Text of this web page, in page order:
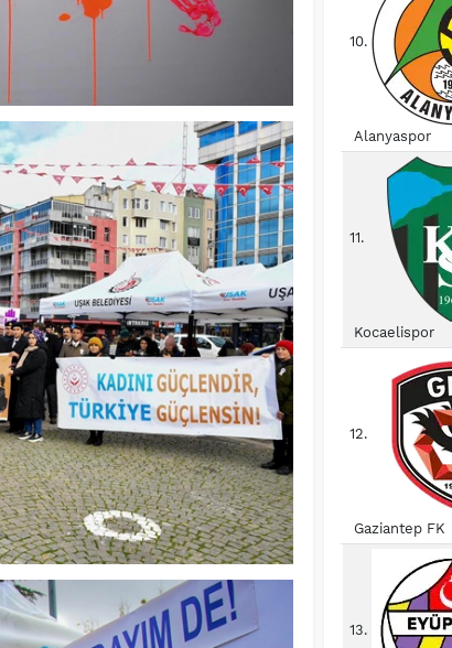
10.
Alanyaspor
11.
Kocaelispor
12.
Gaziantep FK
13.